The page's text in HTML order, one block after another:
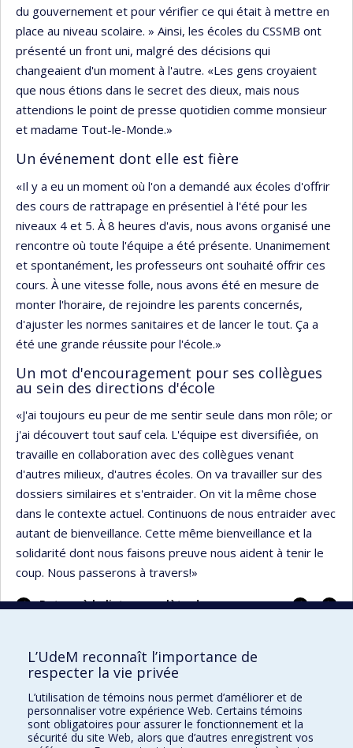
du gouvernement et pour vérifier ce qui était à mettre en
place au niveau scolaire. » Ainsi, les écoles du CSSMB ont
présenté un front uni, malgré des décisions qui
changeaient d'un moment à l'autre. «Les gens croyaient
que nous étions dans le secret des dieux, mais nous
attendions le point de presse quotidien comme monsieur
et madame Tout-le-Monde.»
Un événement dont elle est fière
«Il y a eu un moment où l'on a demandé aux écoles d'offrir
des cours de rattrapage en présentiel à l'été pour les
niveaux 4 et 5. À 8 heures d'avis, nous avons organisé une
rencontre où toute l'équipe a été présente. Unanimement
et spontanément, les professeurs ont souhaité offrir ces
cours. À une vitesse folle, nous avons été en mesure de
monter l'horaire, de rejoindre les parents concernés,
d'ajuster les normes sanitaires et de lancer le tout. Ça a
été une grande réussite pour l'école.»
Un mot d'encouragement pour ses collègues
au sein des directions d'école
«J'ai toujours eu peur de me sentir seule dans mon rôle; or
j'ai découvert tout sauf cela. L'équipe est diversifiée, on
travaille en collaboration avec des collègues venant
d'autres milieux, d'autres écoles. On va travailler sur des
dossiers similaires et s'entraider. On vit la même chose
dans le contexte actuel. Continuons de nous entraider avec
autant de bienveillance. Cette même bienveillance et la
solidarité dont nous faisons preuve nous aident à tenir le
coup. Nous passerons à travers!»
Retour à la liste complète des
Faculté des sciences de l'éducation
Pavillon Marie-Victorin
L’UdeM reconnaît l’importance de
respecter la vie privée
L’utilisation de témoins nous permet d’améliorer et de
personnaliser votre expérience Web. Certains témoins
sont obligatoires pour assurer le fonctionnement et la
sécurité du site Web, alors que d’autres enregistrent vos